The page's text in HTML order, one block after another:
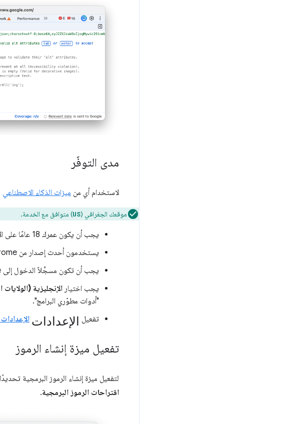
مدى التوفّر
لاستخدام أي من ميزات الذكاء الاصطناعي
موقعك الجغرافي (US) متوافق مع الخدمة.
يجب أن يكون عمرك 18 عامًا على الأقل وأن تكون مقيمًا في أحد المواقع الجغرافية التي تتوفّر فيها الميزة.
يستخدمون أحدث إصدار من Chrome.
يجب أن تكون مسجِّلاً الدخول إلى Chrome باستخدام حساب Google.
يجب اختيار الإنجليزية (الولايات
"أدوات مطوّري البرامج".
تفعيل الإعدادات الإعدادات
تفعيل ميزة إنشاء الرموز
لتفعيل ميزة إنشاء الرموز البرمجية
اقتراحات الرموز البرمجية.